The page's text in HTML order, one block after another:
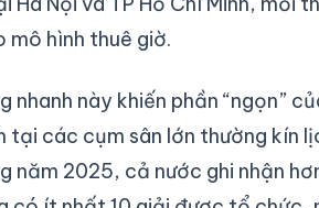
mô hình thuê giờ.
nhanh này khiến phần “ngọn”
tại các cụm sân lớn thường kín
năm 2025, cả nước ghi nhận